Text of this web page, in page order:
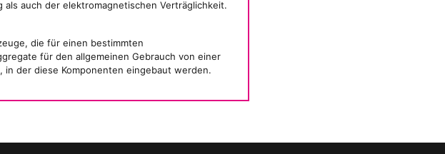
auch der elektromagnetischen Verträglichkeit.
die für einen bestimmten
für den allgemeinen Gebrauch von einer
der diese Komponenten eingebaut werden.